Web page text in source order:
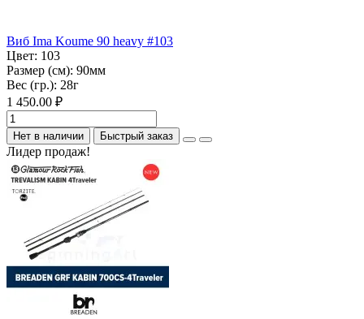
Виб Ima Koume 90 heavy #103
Цвет: 103
Размер (см): 90мм
Вес (гр.): 28г
1 450.00 ₽
Нет в наличии Быстрый заказ
Лидер продаж!